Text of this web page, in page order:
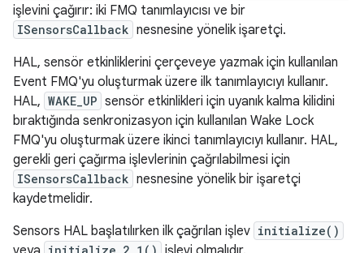
işlevini çağırır: iki FMQ tanımlayıcısı ve bir
ISensorsCallback nesnesine yönelik işaretçi.
HAL, sensör etkinliklerini çerçeveye yazmak için kullanılan
Event FMQ'yu oluşturmak üzere ilk tanımlayıcıyı kullanır.
HAL, WAKE_UP sensör etkinlikleri için uyanık kalma kilidini
bıraktığında senkronizasyon için kullanılan Wake Lock
FMQ'yu oluşturmak üzere ikinci tanımlayıcıyı kullanır. HAL,
gerekli geri çağırma işlevlerinin çağrılabilmesi için
ISensorsCallback nesnesine yönelik bir işaretçi
kaydetmelidir.
Sensors HAL başlatılırken ilk çağrılan işlev initialize()